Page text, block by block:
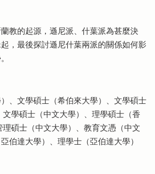
教的起源，遜尼派、什葉派為甚麼決
，最後探討遜尼什葉兩派的關係如何影
、文學碩士（希伯來大學）、文學碩士
文學碩士（中文大學）、理學碩士（香
理碩士（中文大學）、教育文憑（中文
伯達大學）、理學士（亞伯達大學）